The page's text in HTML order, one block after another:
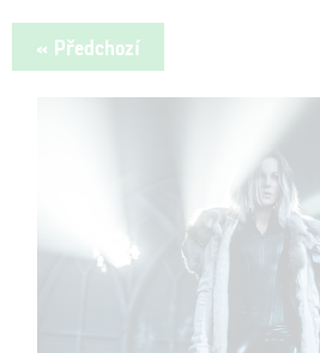
« Předchozí